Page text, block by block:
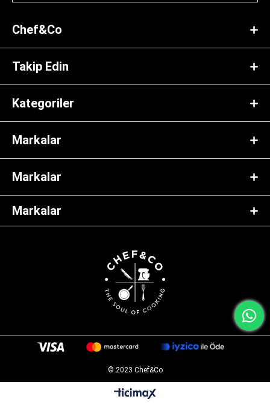
Chef&Co
Takip Edin
Kategoriler
Markalar
Markalar
Markalar
© 2023 Chef&Co